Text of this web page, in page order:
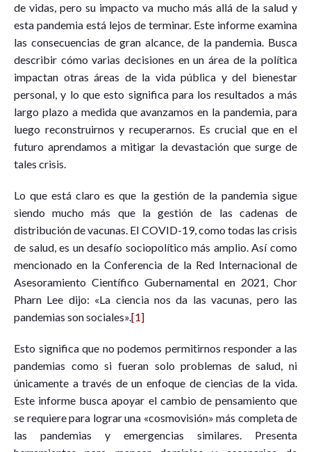
de vidas, pero su impacto va mucho más allá de la salud y
esta pandemia está lejos de terminar. Este informe examina
las consecuencias de gran alcance, de la pandemia. Busca
describir cómo varias decisiones en un área de la política
impactan otras áreas de la vida pública y del bienestar
personal, y lo que esto significa para los resultados a más
largo plazo a medida que avanzamos en la pandemia, para
luego reconstruirnos y recuperarnos. Es crucial que en el
futuro aprendamos a mitigar la devastación que surge de
tales crisis.
Lo que está claro es que la gestión de la pandemia sigue
siendo mucho más que la gestión de las cadenas de
distribución de vacunas. El COVID-19, como todas las crisis
de salud, es un desafío sociopolítico más amplio. Así como
mencionado en la Conferencia de la Red Internacional de
Asesoramiento Científico Gubernamental en 2021, Chor
Pharn Lee dijo: «La ciencia nos da las vacunas, pero las
pandemias son sociales».[1]
Esto significa que no podemos permitirnos responder a las
pandemias como si fueran solo problemas de salud, ni
únicamente a través de un enfoque de ciencias de la vida.
Este informe busca apoyar el cambio de pensamiento que
se requiere para lograr una «cosmovisión» más completa de
las pandemias y emergencias similares. Presenta